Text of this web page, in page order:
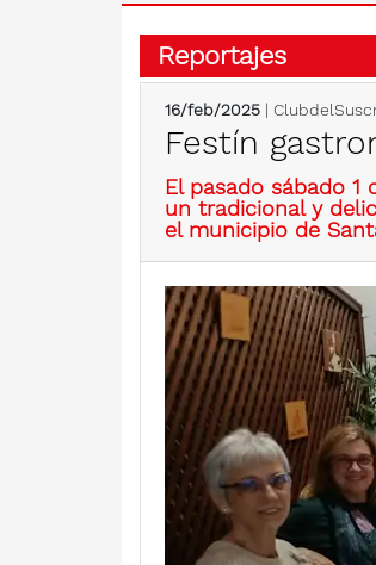
Reportajes
16/feb/2025 |
Festín
El pasado sábado
un tradicional y
el municipio de